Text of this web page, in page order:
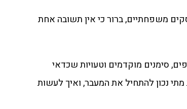
משפחתיים, ברור כי אין תשובה אחת
סימנים מוקדמים וטעויות שכדאי
נכון להתחיל את המעבר, ואיך לעשות